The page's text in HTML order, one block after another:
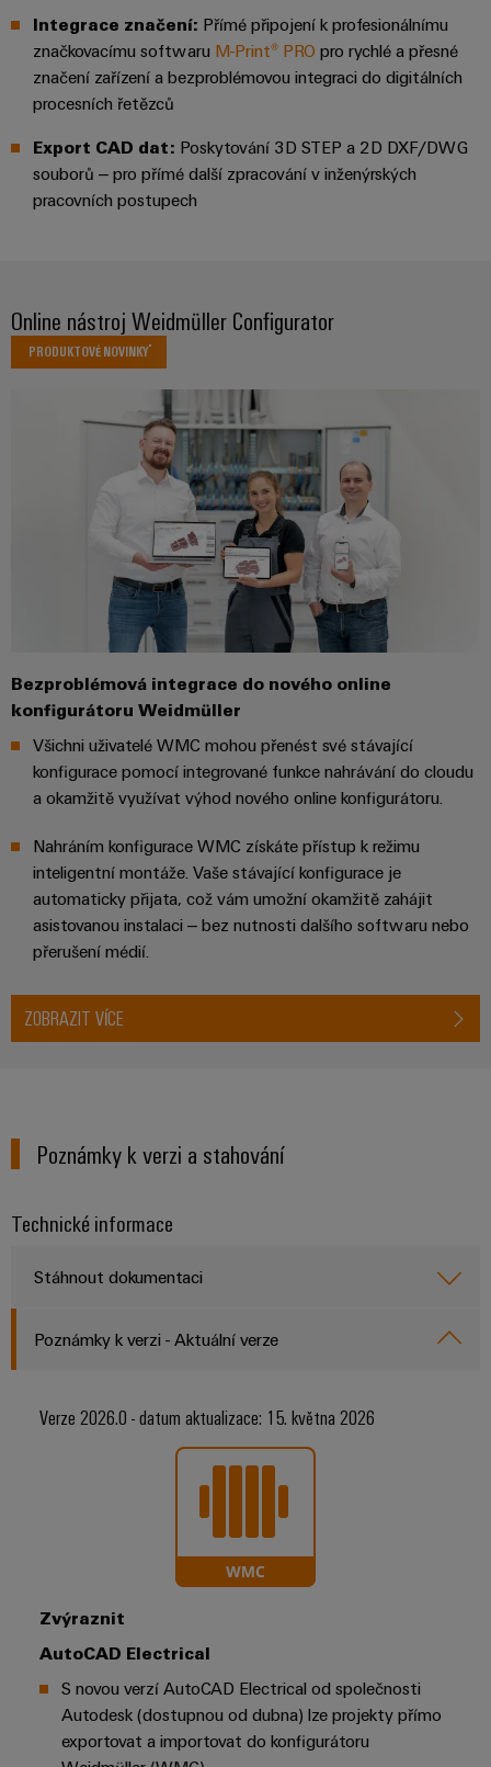
Integrace značení: Přímé připojení k profesionálnímu
značkovacímu softwaru M-Print® PRO pro rychlé a přesné
značení zařízení a bezproblémovou integraci do digitálních
procesních řetězců
Export CAD dat: Poskytování 3D STEP a 2D DXF/DWG
souborů – pro přímé další zpracování v inženýrských
pracovních postupech
Online nástroj Weidmüller Configurator
PRODUKTOVÉ NOVINKY
Bezproblémová integrace do nového online
konfigurátoru Weidmüller
Všichni uživatelé WMC mohou přenést své stávající
konfigurace pomocí integrované funkce nahrávání do cloudu
a okamžitě využívat výhod nového online konfigurátoru.
Nahráním konfigurace WMC získáte přístup k režimu
inteligentní montáže. Vaše stávající konfigurace je
automaticky přijata, což vám umožní okamžitě zahájit
asistovanou instalaci – bez nutnosti dalšího softwaru nebo
přerušení médií.
ZOBRAZIT VÍCE
Poznámky k verzi a stahování
Technické informace
Stáhnout dokumentaci
Poznámky k verzi - Aktuální verze
Verze 2026.0 - datum aktualizace: 15. května 2026
Zvýraznit
AutoCAD Electrical
S novou verzí AutoCAD Electrical od společnosti
Autodesk (dostupnou od dubna) lze projekty přímo
exportovat a importovat do konfigurátoru